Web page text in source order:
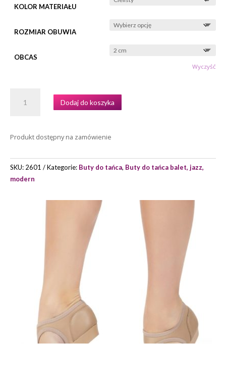
KOLOR MATERIAŁU
ROZMIAR OBUWIA
OBCAS
Wyczyść
BUTY
CAPEZIO
PP
Dodaj do koszyka
Produkt dostępny na zamówienie
SKU: 2601 Kategorie: Buty do tańca, Buty do tańca balet, jazz,
modern